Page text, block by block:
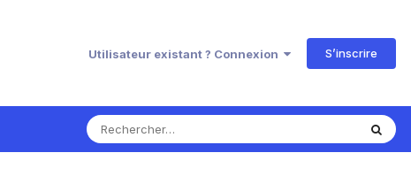
Utilisateur existant ? Connexion S’inscrire